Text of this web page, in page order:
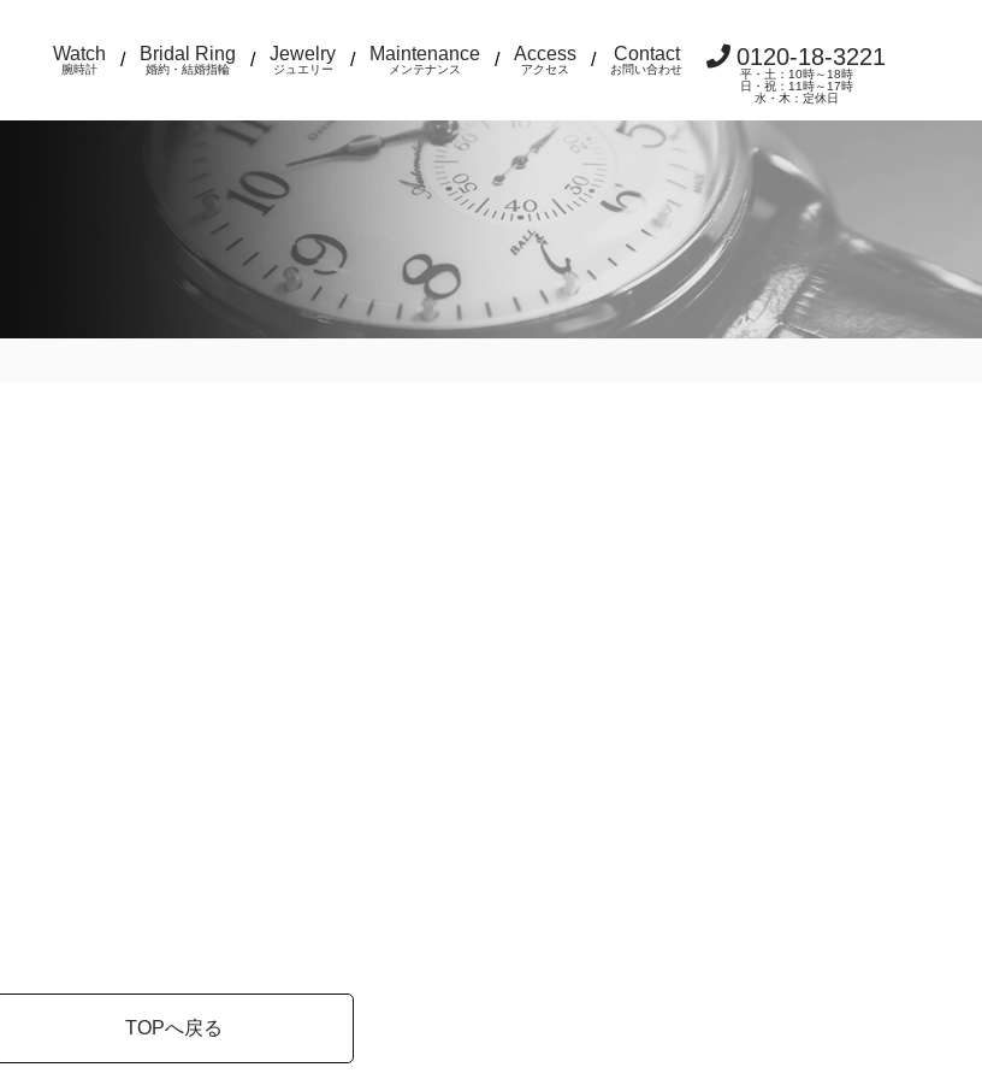
Watch
腕時計 / Bridal Ring
婚約・結婚指輪 / Jewelry
ジュエリー / Maintenance
メンテナンス / Access
アクセス / Contact
お問い合わせ 0120-18-3221
平・土：10時～18時
日・祝：11時～17時
水・木：定休日
TOPへ戻る